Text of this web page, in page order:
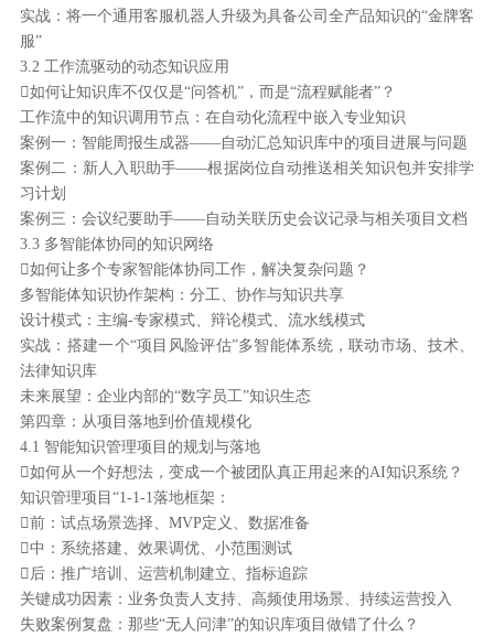
实战：将一个通用客服机器人升级为具备公司全产品知识的“金牌客
服”
3.2 工作流驱动的动态知识应用
如何让知识库不仅仅是“问答机”，而是“流程赋能者”？
工作流中的知识调用节点：在自动化流程中嵌入专业知识
案例一：智能周报生成器——自动汇总知识库中的项目进展与问题
案例二：新人入职助手——根据岗位自动推送相关知识包并安排学
习计划
案例三：会议纪要助手——自动关联历史会议记录与相关项目文档
3.3 多智能体协同的知识网络
如何让多个专家智能体协同工作，解决复杂问题？
多智能体知识协作架构：分工、协作与知识共享
设计模式：主编-专家模式、辩论模式、流水线模式
实战：搭建一个“项目风险评估”多智能体系统，联动市场、技术、
法律知识库
未来展望：企业内部的“数字员工”知识生态
第四章：从项目落地到价值规模化
4.1 智能知识管理项目的规划与落地
如何从一个好想法，变成一个被团队真正用起来的AI知识系统？
知识管理项目“1-1-1落地框架：
前：试点场景选择、MVP定义、数据准备
中：系统搭建、效果调优、小范围测试
后：推广培训、运营机制建立、指标追踪
关键成功因素：业务负责人支持、高频使用场景、持续运营投入
失败案例复盘：那些“无人问津”的知识库项目做错了什么？